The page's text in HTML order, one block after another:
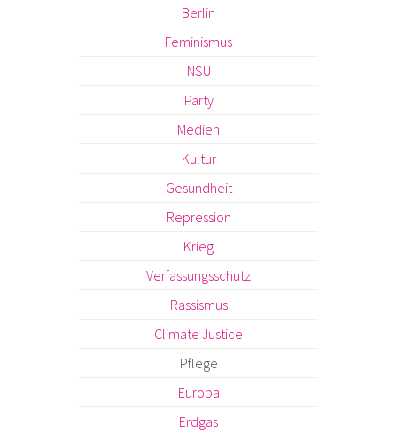
Berlin
Feminismus
NSU
Party
Medien
Kultur
Gesundheit
Repression
Krieg
Verfassungsschutz
Rassismus
Climate Justice
Pflege
Europa
Erdgas